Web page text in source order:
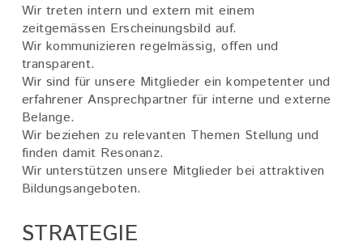
Wir treten intern und extern mit einem
zeitgemässen Erscheinungsbild auf.
Wir kommunizieren regelmässig, offen und
transparent.
Wir sind für unsere Mitglieder ein kompetenter und
erfahrener Ansprechpartner für interne und externe
Belange.
Wir beziehen zu relevanten Themen Stellung und
finden damit Resonanz.
Wir unterstützen unsere Mitglieder bei attraktiven
Bildungsangeboten.
STRATEGIE